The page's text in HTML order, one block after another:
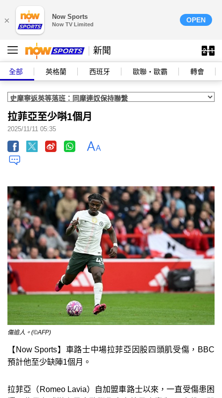
× Now Sports
Now TV Limited
OPEN
新聞
全部 英格蘭 西班牙 歐聯‧歐霸 轉會
拉菲亞至少唞1個月
2025/11/11 05:35
傷追人。(©AFP)
【Now Sports】車路士中場拉菲亞因股四頭肌受傷，BBC
預計他至少缺陣1個月。
拉菲亞（Romeo Lavia）自加盟車路士以來，一直受傷患困